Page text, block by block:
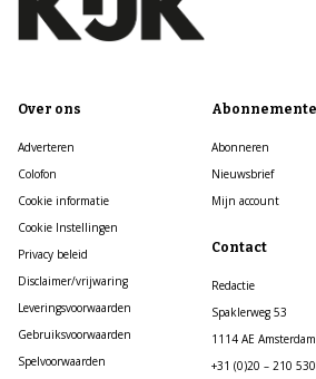
Over ons
Adverteren
Colofon
Cookie informatie
Cookie Instellingen
Privacy beleid
Disclaimer/vrijwaring
Leveringsvoorwaarden
Gebruiksvoorwaarden
Spelvoorwaarden
Abonneren
Nieuwsbrief
Mijn account
Contact
Redactie
Spaklerweg 53
1114 AE Amsterdam
+31 (0)20 – 210